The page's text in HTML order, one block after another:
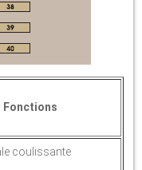
Fonctions
coulissante